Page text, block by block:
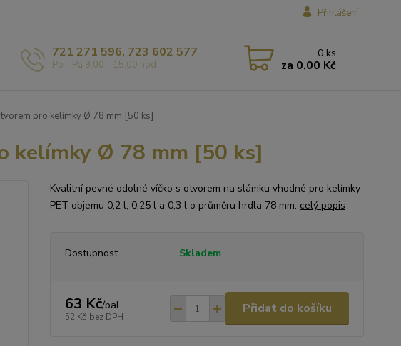
Přihlášení
721 271 596, 723 602 577
Po - Pá 9,00 - 15,00 hod
0 ks
za 0,00 Kč
pro kelímky Ø 78 mm [50 ks]
kelímky Ø 78 mm [50 ks]
Kvalitní pevné odolné víčko s otvorem na slámku vhodné pro kelímky
PET objemu 0,2 l, 0,25 l a 0,3 l o průměru hrdla 78 mm. celý popis
Dostupnost Skladem
63 Kč/bal.
52 Kč bez DPH
Přidat do košíku